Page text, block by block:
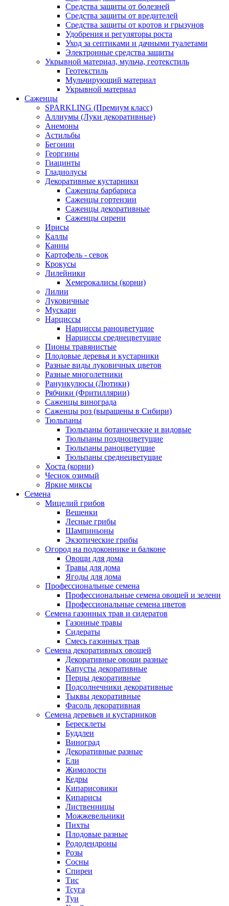
Средства защиты от болезней
Средства защиты от вредителей
Средства защиты от кротов и грызунов
Удобрения и регуляторы роста
Уход за септиками и дачными туалетами
Электронные средства защиты
Укрывной материал, мульча, геотекстиль
Геотекстиль
Мульчирующий материал
Укрывной материал
Саженцы
SPARKLING (Премиум класс)
Аллиумы (Луки декоративные)
Анемоны
Астильбы
Бегонии
Георгины
Гиацинты
Гладиолусы
Декоративные кустарники
Саженцы барбариса
Саженцы гортензии
Саженцы декоративные
Саженцы сирени
Ирисы
Каллы
Канны
Картофель - севок
Крокусы
Лилейники
Хемерокалисы (корни)
Лилии
Луковичные
Мускари
Нарциссы
Нарциссы раноцветущие
Нарциссы среднецветущие
Пионы травянистые
Плодовые деревья и кустарники
Разные виды луковичных цветов
Разные многолетники
Ранункулюсы (Лютики)
Рябчики (Фритиллярии)
Саженцы винограда
Саженцы роз (выращены в Сибири)
Тюльпаны
Тюльпаны ботанические и видовые
Тюльпаны поздноцветущие
Тюльпаны раноцветущие
Тюльпаны среднецветущие
Хоста (корни)
Чеснок озимый
Яркие миксы
Семена
Мицелий грибов
Вешенки
Лесные грибы
Шампиньоны
Экзотические грибы
Огород на подоконнике и балконе
Овощи для дома
Травы для дома
Ягоды для дома
Профессиональные семена
Профессиональные семена овощей и зелени
Профессиональные семена цветов
Семена газонных трав и сидератов
Газонные травы
Сидераты
Смесь газонных трав
Семена декоративных овощей
Декоративные овощи разные
Капусты декоративные
Перцы декоративные
Подсолнечники декоративные
Тыквы декоративные
Фасоль декоративная
Семена деревьев и кустарников
Бересклеты
Буддлеи
Виноград
Декоративные разные
Ели
Жимолости
Кедры
Кипарисовики
Кипарисы
Лиственницы
Можжевельники
Пихты
Плодовые разные
Рододендроны
Розы
Сосны
Спиреи
Тис
Тсуга
Туи